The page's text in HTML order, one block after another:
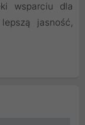
wsparciu dla
jasność,